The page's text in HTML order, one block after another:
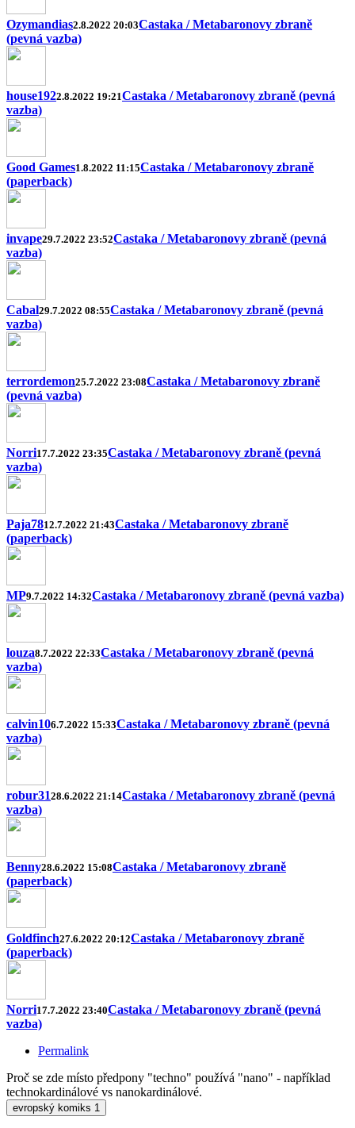
Ozymandias2.8.2022 20:03Castaka / Metabaronovy zbraně
(pevná vazba)
house1922.8.2022 19:21Castaka / Metabaronovy zbraně (pevná
vazba)
Good Games1.8.2022 11:15Castaka / Metabaronovy zbraně
(paperback)
invape29.7.2022 23:52Castaka / Metabaronovy zbraně (pevná
vazba)
Cabal29.7.2022 08:55Castaka / Metabaronovy zbraně (pevná
vazba)
terrordemon25.7.2022 23:08Castaka / Metabaronovy zbraně
(pevná vazba)
Norri17.7.2022 23:35Castaka / Metabaronovy zbraně (pevná
vazba)
Paja7812.7.2022 21:43Castaka / Metabaronovy zbraně
(paperback)
MP9.7.2022 14:32Castaka / Metabaronovy zbraně (pevná vazba)
louza8.7.2022 22:33Castaka / Metabaronovy zbraně (pevná
vazba)
calvin106.7.2022 15:33Castaka / Metabaronovy zbraně (pevná
vazba)
robur3128.6.2022 21:14Castaka / Metabaronovy zbraně (pevná
vazba)
Benny28.6.2022 15:08Castaka / Metabaronovy zbraně
(paperback)
Goldfinch27.6.2022 20:12Castaka / Metabaronovy zbraně
(paperback)
Norri17.7.2022 23:40Castaka / Metabaronovy zbraně (pevná
vazba)
Permalink
Proč se zde místo předpony "techno" používá "nano" - například
technokardinálové vs nanokardinálové.
evropský komiks 1